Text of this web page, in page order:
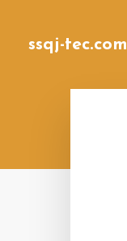
ssqj-tec.com